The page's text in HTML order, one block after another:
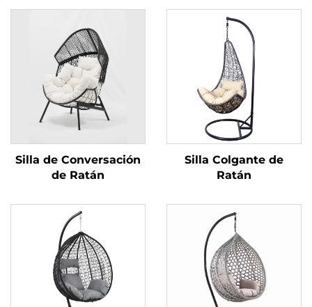
Silla de Conversación
de Ratán
Silla Colgante de
Ratán